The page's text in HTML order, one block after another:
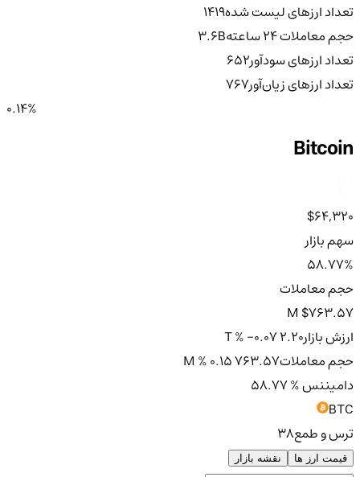
تعداد ارزهای لیست شده1419
حجم معاملات ۲۴ ساعته
3.6B
تعداد ارزهای سودآور652
تعداد ارزهای زیان‌آور767
0.14%
Bitcoin
$64,320
سهم بازار
58.77%
حجم معاملات
$763.57 M
ارزش بازار2.20 T
% -0.07
حجم معاملات763.57 M
% 0.15
دامیننس% 58.77
BTC
ترس و طمع38
قیمت ارز ها نقشه بازار